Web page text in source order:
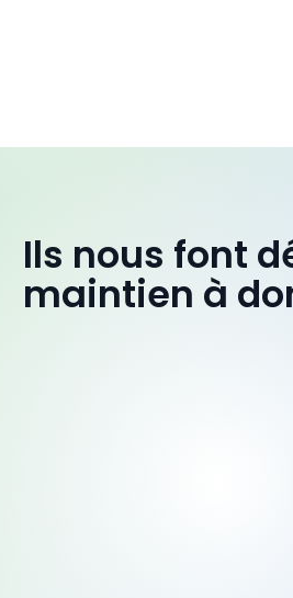
Ils nous font
maintien à